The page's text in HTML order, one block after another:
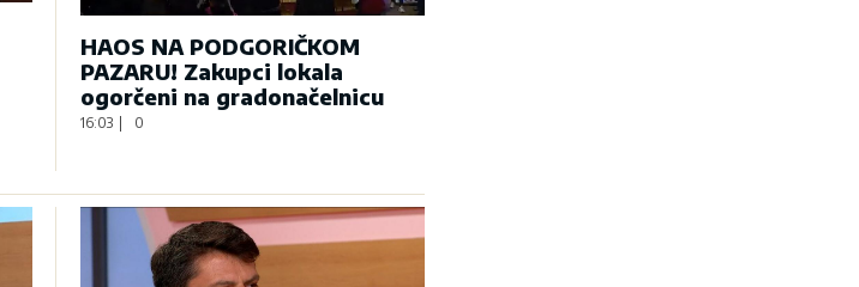
HAOS NA PODGORIČKOM
PAZARU! Zakupci lokala
ogorčeni na gradonačelnicu
16:03 0